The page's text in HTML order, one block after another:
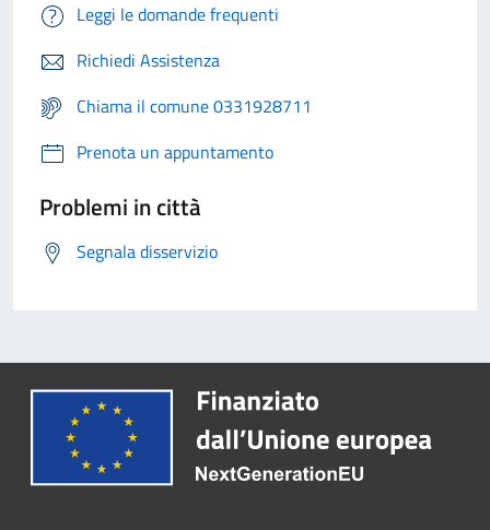
Leggi le domande frequenti
Richiedi Assistenza
Chiama il comune 0331928711
Prenota un appuntamento
Problemi in città
Segnala disservizio